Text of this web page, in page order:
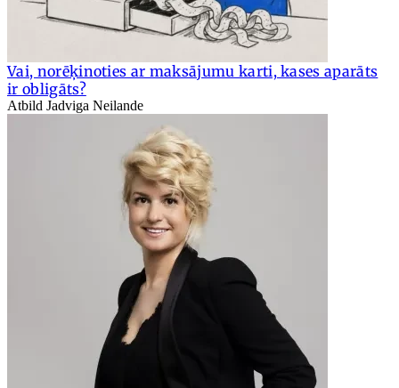
Vai, norēķinoties ar maksājumu karti, kases aparāts
ir obligāts?
Atbild Jadviga Neilande